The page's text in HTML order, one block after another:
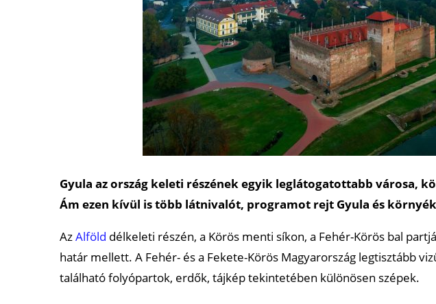
Gyula az ország keleti részének egyik leglátogatottabb városa,
Ám ezen kívül is több látnivalót, programot rejt Gyula és
AzAlföld délkeleti részén, a Körös menti síkon, a Fehér-Körös bal
határ mellett. A Fehér- és a Fekete-Körös Magyarország legtisztább
található folyópartok, erdők, tájkép tekintetében különösen szépek.